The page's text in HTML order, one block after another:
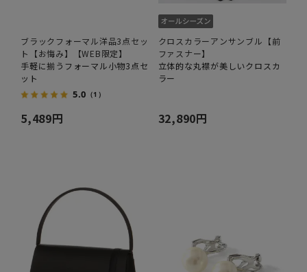
ブラックフォーマル洋品3点セッ
ト【お悔み】【WEB限定】
手軽に揃うフォーマル小物3点セ
ット
5.0 （1）
5,489円
クロスカラーアンサンブル【前
ファスナー】
立体的な丸襟が美しいクロスカ
ラー
32,890円